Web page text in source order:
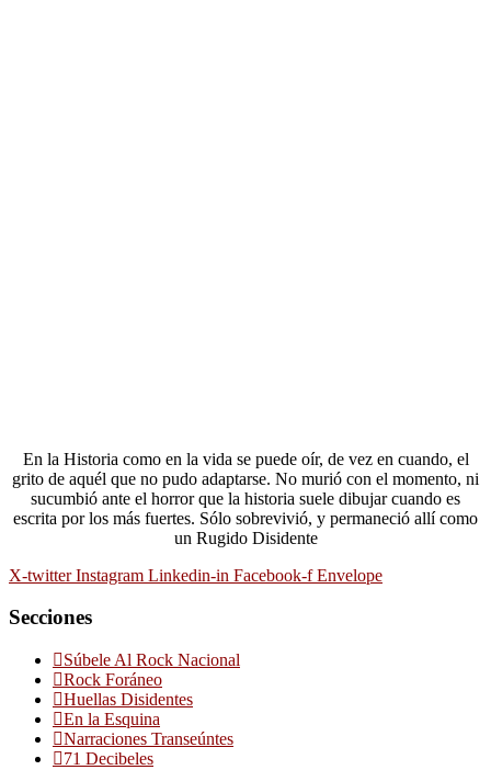
En la Historia como en la vida se puede oír, de vez en cuando, el
grito de aquél que no pudo adaptarse. No murió con el momento, ni
sucumbió ante el horror que la historia suele dibujar cuando es
escrita por los más fuertes. Sólo sobrevivió, y permaneció allí como
un Rugido Disidente
X-twitter Instagram Linkedin-in Facebook-f Envelope
Secciones
Súbele Al Rock Nacional
Rock Foráneo
Huellas Disidentes
En la Esquina
Narraciones Transeúntes
71 Decibeles